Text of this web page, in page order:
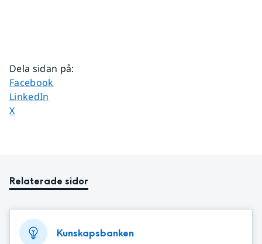
Dela sidan på:
Dela sidan på
Facebook
Dela sidan på
LinkedIn
Dela sidan på
X
Relaterade sidor
Kunskapsbanken